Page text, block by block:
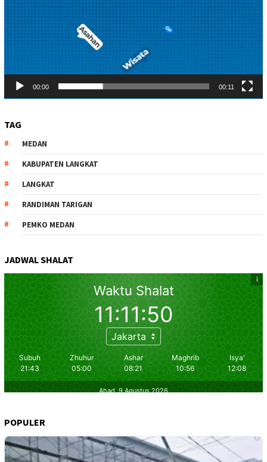
00:00 00:11
TAG
MEDAN
KABUPATEN LANGKAT
LANGKAT
RANDIMAN TARIGAN
PEMKO MEDAN
JADWAL SHALAT
POPULER